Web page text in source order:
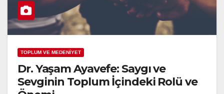
TOPLUM VE MEDENİYET
Dr. Yaşam Ayavefe: Saygı ve
Sevginin Toplum İçindeki Rolü ve